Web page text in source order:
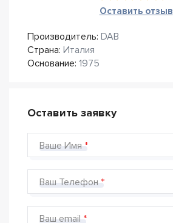
Оставить отзыв
Производитель: DAB
Страна: Италия
Основание: 1975
Оставить заявку
Ваше Имя
Ваш Телефон
Ваш email